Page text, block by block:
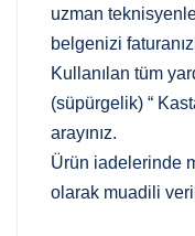
uzman
belgenizi
Kullanılan tüm
(süpürgelik) “
arayınız.
Ürün iadelerinde
olarak muadili